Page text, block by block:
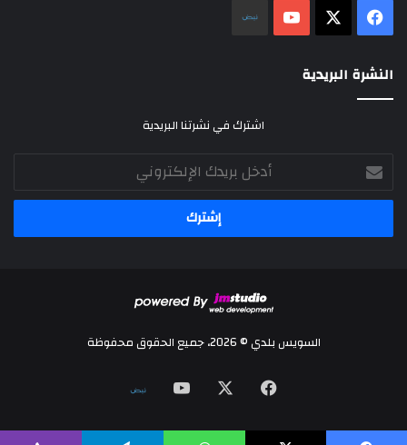
فيسبوك ‫YouTube
النشرة البريدية
اشترك في نشرتنا البريدية
أدخل
بريدك
الإلكتروني
السويس بلدي © 2026، جميع الحقوق محفوظة
فيسبوك ‫YouTube